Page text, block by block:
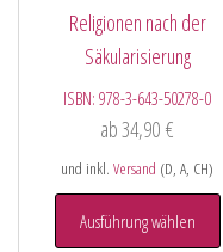
Religionen nach der
Säkularisierung
ISBN:978-3-643-50278-0
ab34,90€
und inkl.Versand (D, A, CH)
Ausführung wählen